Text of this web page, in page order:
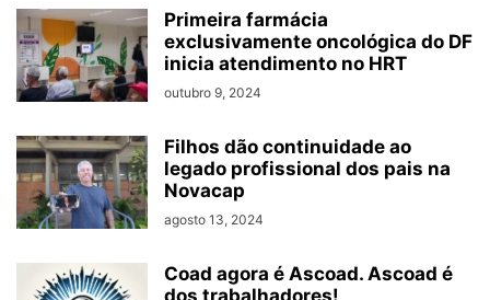
Primeira farmácia
exclusivamente oncológica do DF
inicia atendimento no HRT
outubro 9, 2024
Filhos dão continuidade ao
legado profissional dos pais na
Novacap
agosto 13, 2024
Coad agora é Ascoad. Ascoad é
dos trabalhadores!